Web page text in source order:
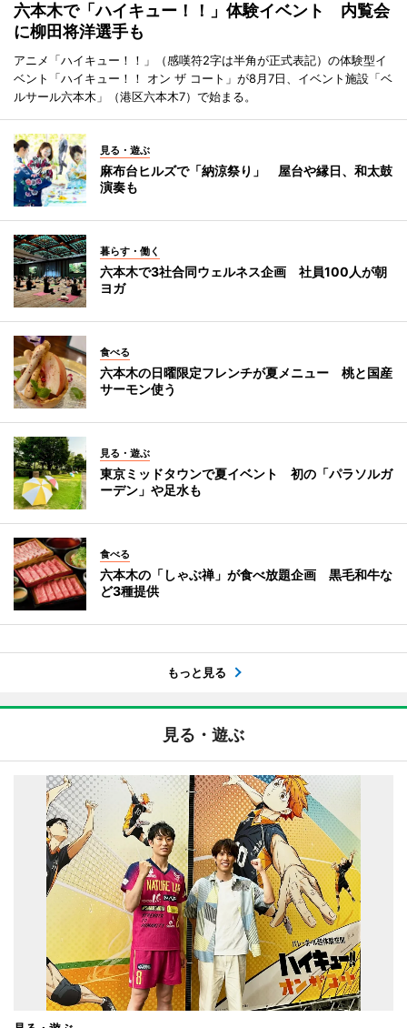
六本木で「ハイキュー！！」体験イベント 内覧会
に柳田将洋選手も
アニメ「ハイキュー！！」（感嘆符2字は半角が正式表記）の体験型イ
ベント「ハイキュー！！ オン ザ コート」が8月7日、イベント施設「ベ
ルサール六本木」（港区六本木7）で始まる。
見る・遊ぶ
麻布台ヒルズで「納涼祭り」 屋台や縁日、和太鼓
演奏も
暮らす・働く
六本木で3社合同ウェルネス企画 社員100人が朝
ヨガ
食べる
六本木の日曜限定フレンチが夏メニュー 桃と国産
サーモン使う
見る・遊ぶ
東京ミッドタウンで夏イベント 初の「パラソルガ
ーデン」や足水も
食べる
六本木の「しゃぶ禅」が食べ放題企画 黒毛和牛な
ど3種提供
もっと見る
見る・遊ぶ